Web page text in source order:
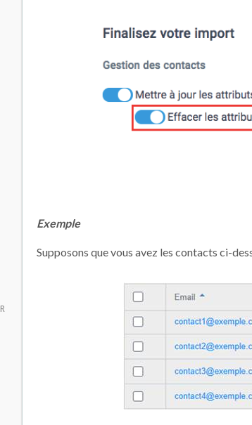
Exemple
Supposons que vous avez les contacts ci-